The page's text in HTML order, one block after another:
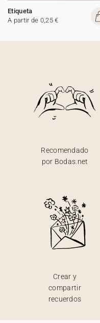
Etiqueta
A partir de 0,25 €
Recomendado
por Bodas.net
Crear y
compartir
recuerdos